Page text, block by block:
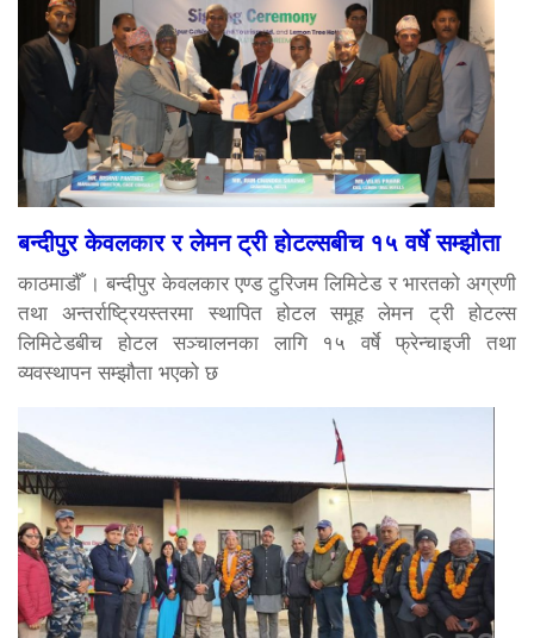
बन्दीपुर केवलकार र लेमन ट्री होटल्सबीच १५ वर्षे सम्झौता
काठमाडौँ । बन्दीपुर केवलकार एण्ड टुरिजम लिमिटेड र भारतको अग्रणी
तथा अन्तर्राष्ट्रियस्तरमा स्थापित होटल समूह लेमन ट्री होटल्स
लिमिटेडबीच होटल सञ्चालनका लागि १५ वर्षे फ्रेन्चाइजी तथा
व्यवस्थापन सम्झौता भएको छ